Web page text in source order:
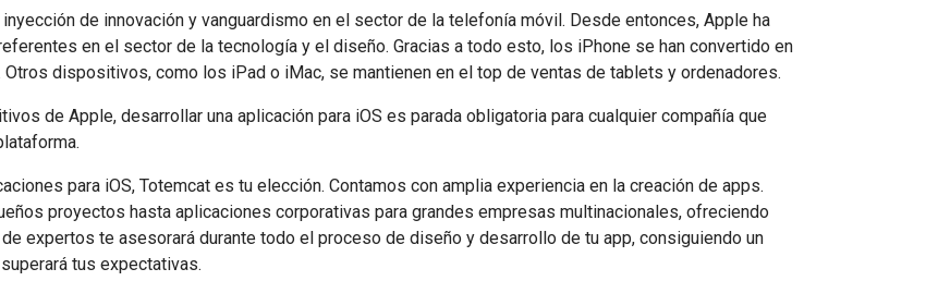
de innovación y vanguardismo en el sector de la telefonía móvil. Desde entonces, Apple ha
en el sector de la tecnología y el diseño. Gracias a todo esto, los iPhone se han convertido en
dispositivos, como los iPad o iMac, se mantienen en el top de ventas de tablets y ordenadores.
de Apple, desarrollar una aplicación para iOS es parada obligatoria para cualquier compañía que
para iOS, Totemcat es tu elección. Contamos con amplia experiencia en la creación de apps.
proyectos hasta aplicaciones corporativas para grandes empresas multinacionales, ofreciendo
expertos te asesorará durante todo el proceso de diseño y desarrollo de tu app, consiguiendo un
tus expectativas.